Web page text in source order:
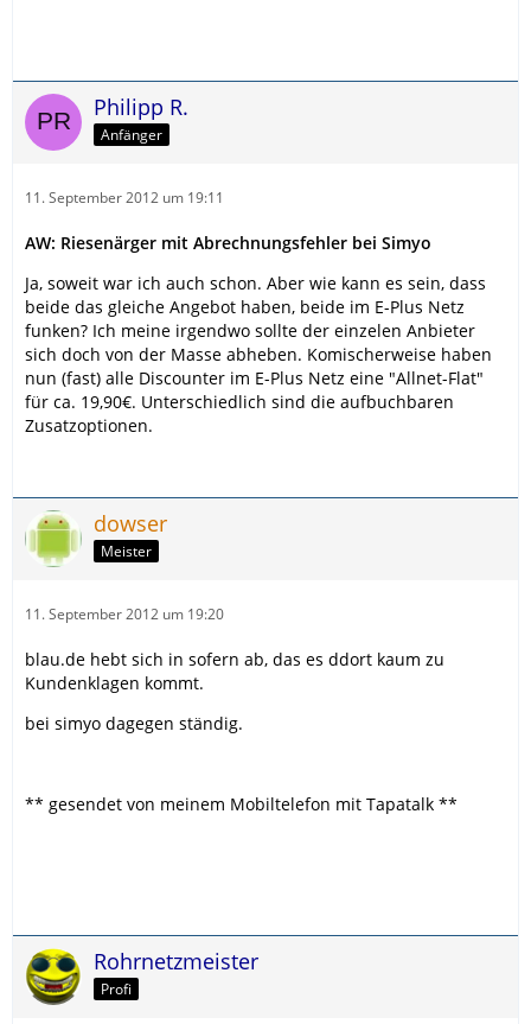
Philipp R.
Anfänger
11. September 2012 um 19:11
AW: Riesenärger mit Abrechnungsfehler bei Simyo
Ja, soweit war ich auch schon. Aber wie kann es sein, dass
beide das gleiche Angebot haben, beide im E-Plus Netz
funken? Ich meine irgendwo sollte der einzelen Anbieter
sich doch von der Masse abheben. Komischerweise haben
nun (fast) alle Discounter im E-Plus Netz eine "Allnet-Flat"
für ca. 19,90€. Unterschiedlich sind die aufbuchbaren
Zusatzoptionen.
dowser
Meister
11. September 2012 um 19:20
blau.de hebt sich in sofern ab, das es ddort kaum zu
Kundenklagen kommt.
bei simyo dagegen ständig.
** gesendet von meinem Mobiltelefon mit Tapatalk **
Rohrnetzmeister
Profi